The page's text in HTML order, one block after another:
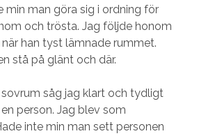
min man göra sig i ordning för
och trösta. Jag följde honom
han tyst lämnade rummet.
stå på glänt och där.
såg jag klart och tydligt
person. Jag blev som
inte min man sett personen